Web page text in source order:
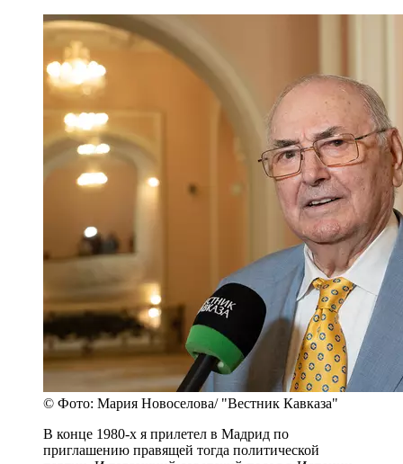
© Фото: Мария Новоселова/ "Вестник Кавказа"
В конце 1980-х я прилетел в Мадрид по
приглашению правящей тогда политической